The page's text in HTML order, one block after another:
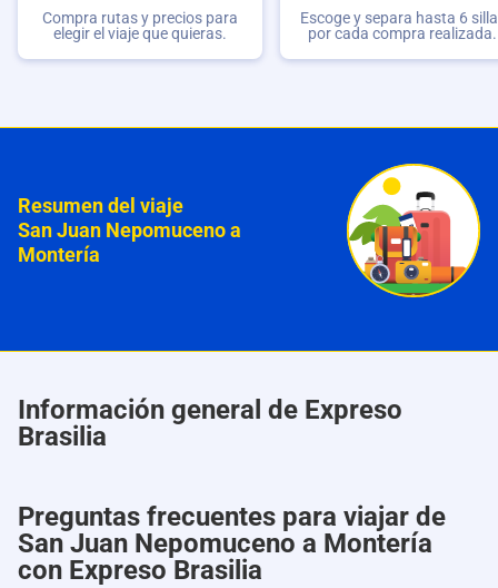
Compra rutas y precios para
elegir el viaje que quieras.
Escoge y separa hasta 6
por cada compra realizada.
Resumen del viaje
San Juan Nepomuceno a
Montería
Información general de Expreso
Brasilia
Preguntas frecuentes para viajar de
San Juan Nepomuceno a Montería
con Expreso Brasilia